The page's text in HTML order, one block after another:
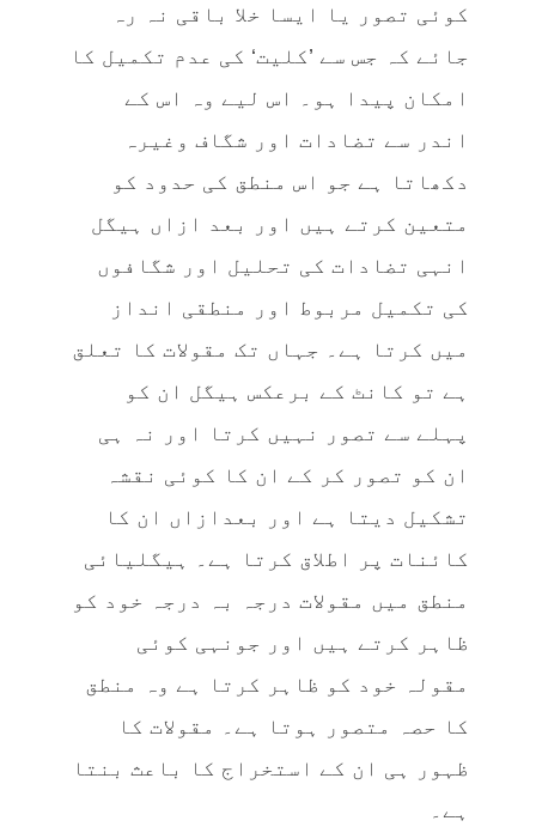
کوئی تصور یا ایسا خلا باقی نہ رہ
جائے کہ جس سے ’کلیت‘ کی عدم تکمیل کا
امکان پیدا ہو۔ اس لیے وہ اس کے
اندر سے تضادات اور شگاف وغیرہ
دکھاتا ہے جو اس منطق کی حدود کو
متعین کرتے ہیں اور بعد ازاں ہیگل
انہی تضادات کی تحلیل اور شگافوں
کی تکمیل مربوط اور منطقی انداز
میں کرتا ہے۔ جہاں تک مقولات کا تعلق
ہے تو کانٹ کے برعکس ہیگل ان کو
پہلے سے تصور نہیں کرتا اور نہ ہی
ان کو تصور کر کے ان کا کوئی نقشہ
تشکیل دیتا ہے اور بعدازاں ان کا
کائنات پر اطلاق کرتا ہے۔ ہیگلیائی
منطق میں مقولات درجہ بہ درجہ خود کو
ظاہر کرتے ہیں اور جونہی کوئی
مقولہ خود کو ظاہر کرتا ہے وہ منطق
کا حصہ متصور ہوتا ہے۔ مقولات کا
ظہور ہی ان کے استخراج کا باعث بنتا
ہے۔